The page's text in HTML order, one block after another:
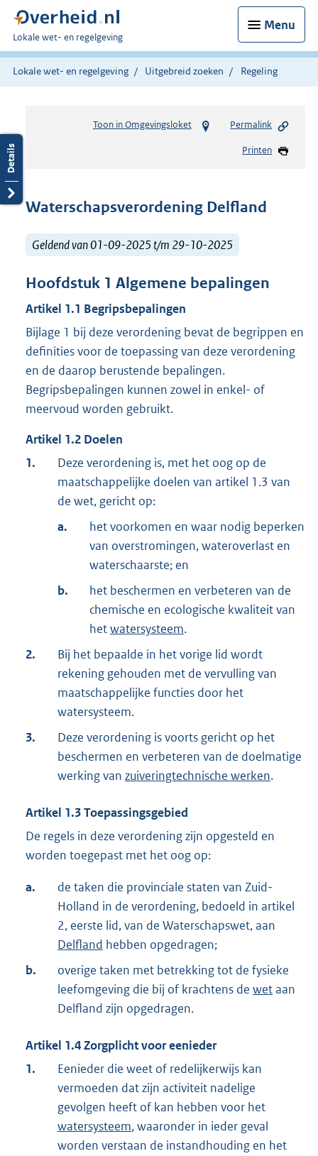
Menu
U
bent
hier:
Lokale wet- en regelgeving
Lokale wet- en regelgeving Uitgebreid zoeken Regeling
Toon in Omgevingsloket Permalink
Printen
Waterschapsverordening Delfland
Geldend van 01-09-2025 t/m 29-10-2025
Hoofdstuk 1 Algemene bepalingen
Artikel 1.1 Begripsbepalingen
Bijlage 1 bij deze verordening bevat de begrippen en
definities voor de toepassing van deze verordening
en de daarop berustende bepalingen.
Begripsbepalingen kunnen zowel in enkel- of
meervoud worden gebruikt.
Artikel 1.2 Doelen
1.
Deze verordening is, met het oog op de
maatschappelijke doelen van artikel 1.3 van
de wet, gericht op:
a.
het voorkomen en waar nodig beperken
van overstromingen, wateroverlast en
waterschaarste; en
b.
het beschermen en verbeteren van de
chemische en ecologische kwaliteit van
hetwatersysteem.
2.
Bij het bepaalde in het vorige lid wordt
rekening gehouden met de vervulling van
maatschappelijke functies door het
watersysteem.
3.
Deze verordening is voorts gericht op het
beschermen en verbeteren van de doelmatige
werking van zuiveringtechnische werken.
Artikel 1.3Toepassingsgebied
De regels in deze verordening zijn opgesteld en
worden toegepast met het oog op:
a.
de taken die provinciale staten van Zuid-
Holland in de verordening, bedoeld in artikel
2, eerste lid, van de Waterschapswet, aan
Delfland hebben opgedragen;
b.
overige taken met betrekking tot de fysieke
leefomgeving die bij of krachtens de wetaan
Delfland zijn opgedragen.
Artikel 1.4Zorgplicht voor eenieder
1.
Eenieder die weet of redelijkerwijs kan
vermoeden dat zijn activiteit nadelige
gevolgen heeft of kan hebben voor het
watersysteem, waaronder in ieder geval
worden verstaan de instandhouding en het